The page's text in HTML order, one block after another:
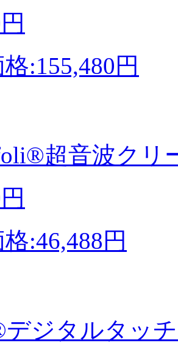
:155,480円
超音波クリ
:46,488円
デジタルタッ